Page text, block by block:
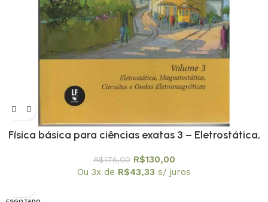
Física básica para ciências exatas 3 – Eletrostática,
R$176,00 R$130,00
Ou 3x de R$43,33 s/ juros